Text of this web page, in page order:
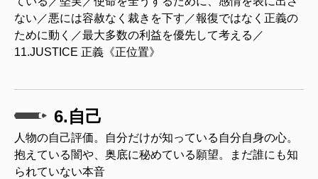
ない／悪には容赦なく裁きを下す／報復ではなく正義の
ために動く／最大多数の利益を優先して考える／
11.JUSTICE 正義《正位置》
6.自己
人物の自己評価。自分だけが知っている自分自身の心。
抱えている闇や、奥底に秘めている願望。まだ誰にも知
られていない本音